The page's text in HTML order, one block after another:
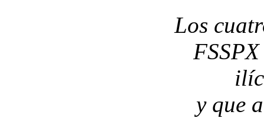
Los
y que